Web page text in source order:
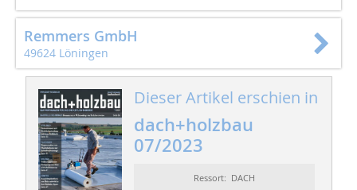
Remmers GmbH
49624 Löningen
Dieser Artikel erschien in
dach+holzbau
07/2023
Ressort: DACH